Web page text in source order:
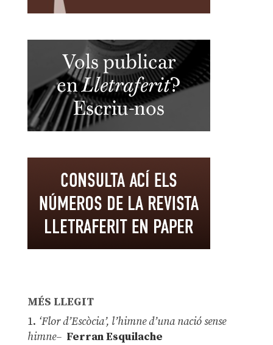
MÉS LLEGIT
1. ‘Flor d’Escòcia’, l’himne d’una nació sense
himne– Ferran Esquilache